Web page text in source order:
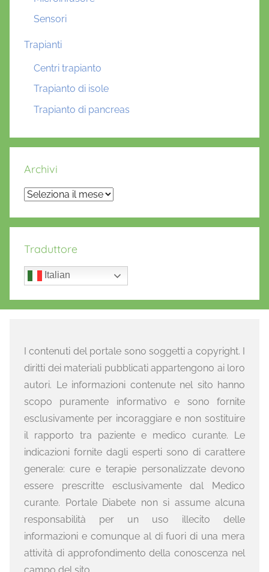
Sensori
Trapianti
Centri trapianto
Trapianto di isole
Trapianto di pancreas
Archivi
Archivi
Traduttore
Italian
I contenuti del portale sono soggetti a copyright. I
diritti dei materiali pubblicati appartengono ai loro
autori. Le informazioni contenute nel sito hanno
scopo puramente informativo e sono fornite
esclusivamente per incoraggiare e non sostituire
il rapporto tra paziente e medico curante. Le
indicazioni fornite dagli esperti sono di carattere
generale: cure e terapie personalizzate devono
essere prescritte esclusivamente dal Medico
curante. Portale Diabete non si assume alcuna
responsabilità per un uso illecito delle
informazioni e comunque al di fuori di una mera
attività di approfondimento della conoscenza nel